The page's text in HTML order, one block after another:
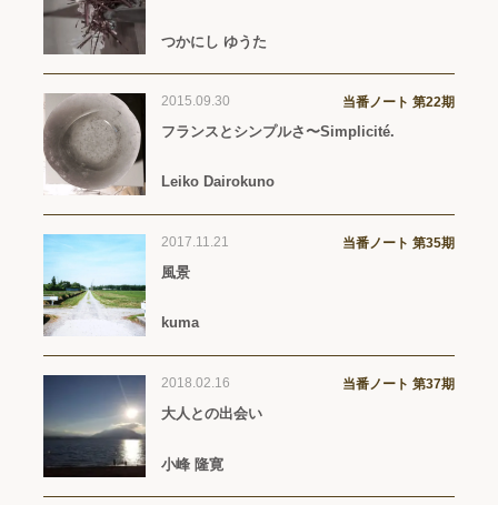
つかにし ゆうた
2015.09.30 当番ノート 第22期
フランスとシンプルさ〜Simplicité.
Leiko Dairokuno
2017.11.21 当番ノート 第35期
風景
kuma
2018.02.16 当番ノート 第37期
大人との出会い
小峰 隆寛